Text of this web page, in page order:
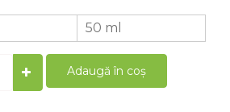
50 ml
Adaugă în coș